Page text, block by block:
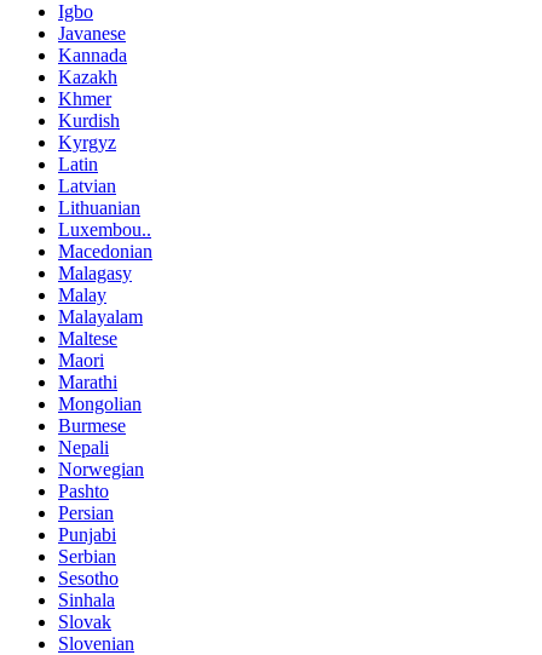
Igbo
Javanese
Kannada
Kazakh
Khmer
Kurdish
Kyrgyz
Latin
Latvian
Lithuanian
Luxembou..
Macedonian
Malagasy
Malay
Malayalam
Maltese
Maori
Marathi
Mongolian
Burmese
Nepali
Norwegian
Pashto
Persian
Punjabi
Serbian
Sesotho
Sinhala
Slovak
Slovenian